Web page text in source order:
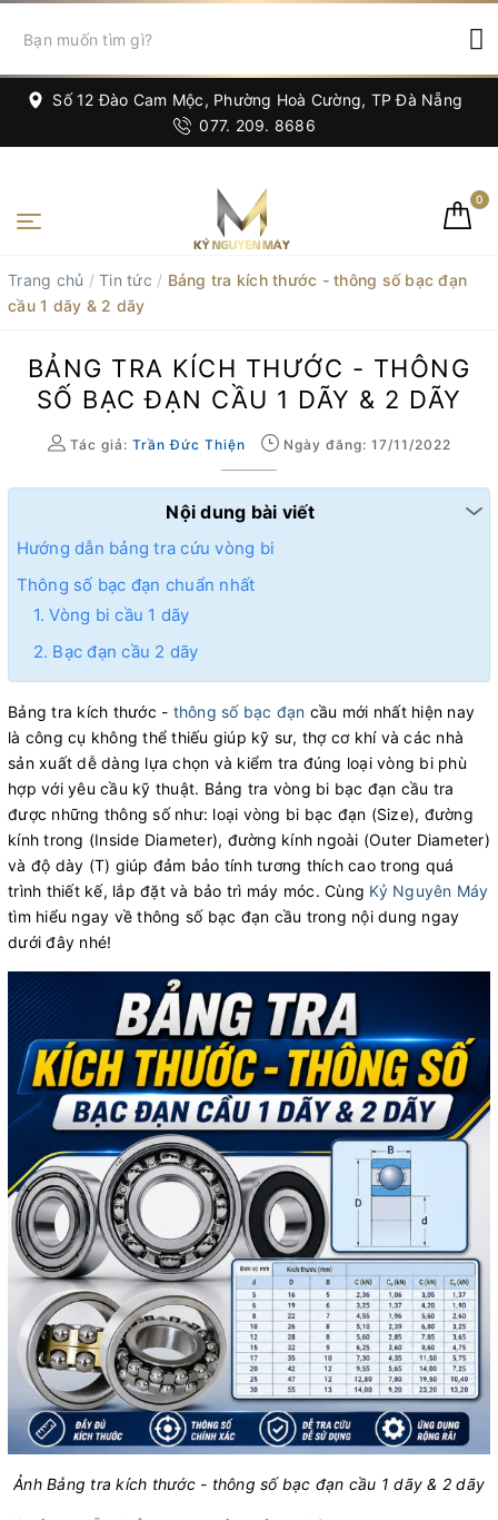
Số 12 Đào Cam Mộc, Phường Hoà Cường, TP Đà Nẵng
077. 209. 8686
0
Trang chủ / Tin tức / Bảng tra kích thước - thông số bạc đạn
cầu 1 dãy & 2 dãy
BẢNG TRA KÍCH THƯỚC - THÔNG
SỐ BẠC ĐẠN CẦU 1 DÃY & 2 DÃY
Tác giả: Trần Đức Thiện Ngày đăng: 17/11/2022
Nội dung bài viết
Hướng dẫn bảng tra cứu vòng bi
Thông số bạc đạn chuẩn nhất
1. Vòng bi cầu 1 dãy
2. Bạc đạn cầu 2 dãy
Bảng tra kích thước - thông số bạc đạn cầu mới nhất hiện nay
là công cụ không thể thiếu giúp kỹ sư, thợ cơ khí và các nhà
sản xuất dễ dàng lựa chọn và kiểm tra đúng loại vòng bi phù
hợp với yêu cầu kỹ thuật. Bảng tra vòng bi bạc đạn cầu tra
được những thông số như: loại vòng bi bạc đạn (Size), đường
kính trong (Inside Diameter), đường kính ngoài (Outer Diameter)
và độ dày (T) giúp đảm bảo tính tương thích cao trong quá
trình thiết kế, lắp đặt và bảo trì máy móc. Cùng Kỷ Nguyên Máy
tìm hiểu ngay về thông số bạc đạn cầu trong nội dung ngay
dưới đây nhé!
Ảnh Bảng tra kích thước - thông số bạc đạn cầu 1 dãy & 2 dãy